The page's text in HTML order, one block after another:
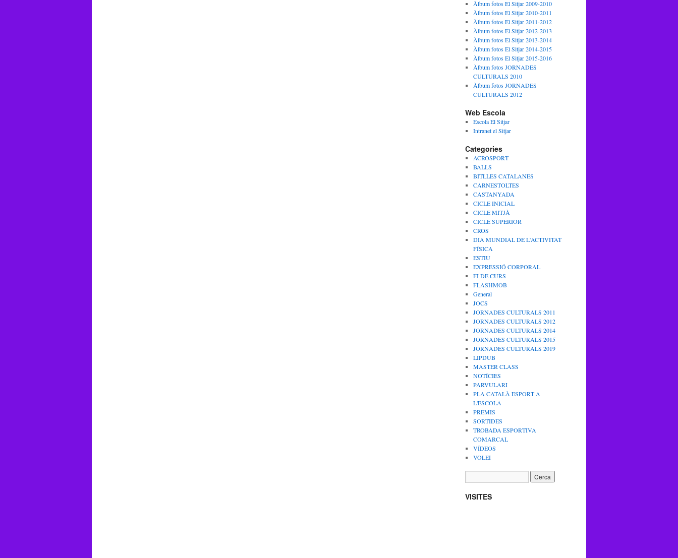
Àlbum fotos El Sitjar 2009-2010
Àlbum fotos El Sitjar 2010-2011
Àlbum fotos El Sitjar 2011-2012
Àlbum fotos El Sitjar 2012-2013
Àlbum fotos El Sitjar 2013-2014
Àlbum fotos El Sitjar 2014-2015
Àlbum fotos El Sitjar 2015-2016
Àlbum fotos JORNADES
CULTURALS 2010
Àlbum fotos JORNADES
CULTURALS 2012
Web Escola
Escola El Sitjar
Intranet el Sitjar
Categories
ACROSPORT
BALLS
BITLLES CATALANES
CARNESTOLTES
CASTANYADA
CICLE INICIAL
CICLE MITJÀ
CICLE SUPERIOR
CROS
DIA MUNDIAL DE L'ACTIVITAT
FÍSICA
ESTIU
EXPRESSIÓ CORPORAL
FI DE CURS
FLASHMOB
General
JOCS
JORNADES CULTURALS 2011
JORNADES CULTURALS 2012
JORNADES CULTURALS 2014
JORNADES CULTURALS 2015
JORNADES CULTURALS 2019
LIPDUB
MASTER CLASS
NOTÍCIES
PARVULARI
PLA CATALÀ ESPORT A
L'ESCOLA
PREMIS
SORTIDES
TROBADA ESPORTIVA
COMARCAL
VÍDEOS
VOLEI
VISITES